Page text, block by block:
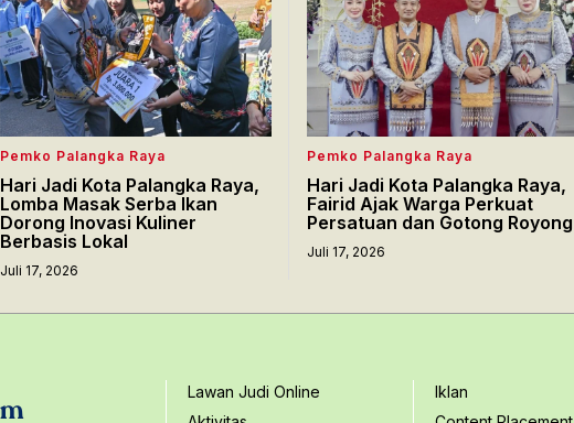
Pemko Palangka Raya
Hari Jadi Kota Palangka Raya,
Lomba Masak Serba Ikan
Dorong Inovasi Kuliner
Berbasis Lokal
Juli 17, 2026
Pemko Palangka Raya
Hari Jadi Kota Palangka Raya,
Fairid Ajak Warga Perkuat
Persatuan dan Gotong Royong
Juli 17, 2026
Lawan Judi Online
Iklan